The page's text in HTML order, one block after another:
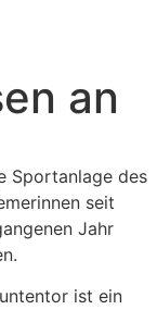
an
Sportanlage des
seit
Jahr
ist ein